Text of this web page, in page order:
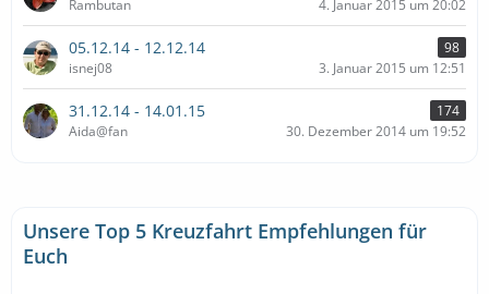
Rambutan 4. Januar 2015 um 20:02
05.12.14 - 12.12.14
98
isnej08
3. Januar 2015 um 12:51
31.12.14 - 14.01.15
174
Aida@fan
30. Dezember 2014 um 19:52
Unsere Top 5 Kreuzfahrt Empfehlungen für
Euch